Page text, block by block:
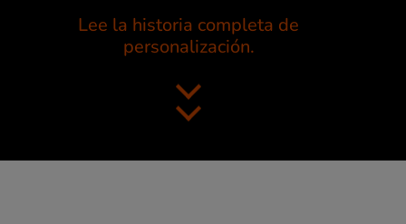
Lee la historia completa de
personalización.